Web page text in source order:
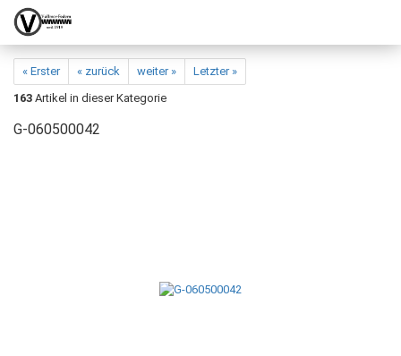
« Erster « zurück weiter »
Letzter »
163 Artikel in dieser Kategorie
G-060500042